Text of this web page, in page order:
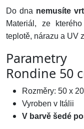
Do dna nemusíte
Materiál, ze
teplotě, nárazu a UV
Rondine 50
Rozměry: 50 x
Vyroben v Itálii
V barvě šedé